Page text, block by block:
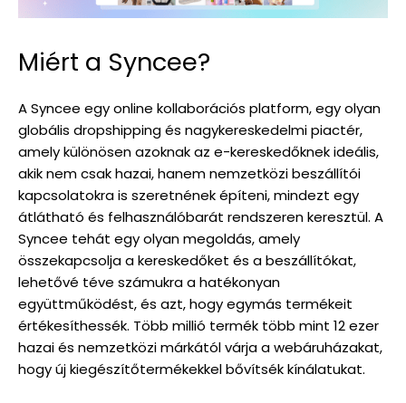
Miért a Syncee?
A Syncee egy online kollaborációs platform, egy olyan
globális dropshipping és nagykereskedelmi piactér,
amely különösen azoknak az e-kereskedőknek ideális,
akik nem csak hazai, hanem nemzetközi beszállítói
kapcsolatokra is szeretnének építeni, mindezt egy
átlátható és felhasználóbarát rendszeren keresztül. A
Syncee tehát egy olyan megoldás, amely
összekapcsolja a kereskedőket és a beszállítókat,
lehetővé téve számukra a hatékonyan
együttműködést, és azt, hogy egymás termékeit
értékesíthessék. Több millió termék több mint 12 ezer
hazai és nemzetközi márkától várja a webáruházakat,
hogy új kiegészítőtermékekkel bővítsék kínálatukat.